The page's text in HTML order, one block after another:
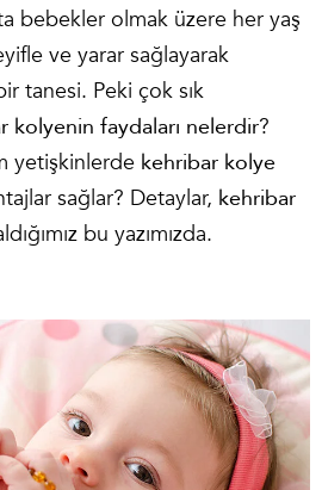
bebekler olmak üzere her yaş
ve yarar sağlayarak
tanesi. Peki çok sık
kolyenin faydaları nelerdir?
yetişkinlerde kehribar kolye
sağlar? Detaylar, kehribar
bu yazımızda.